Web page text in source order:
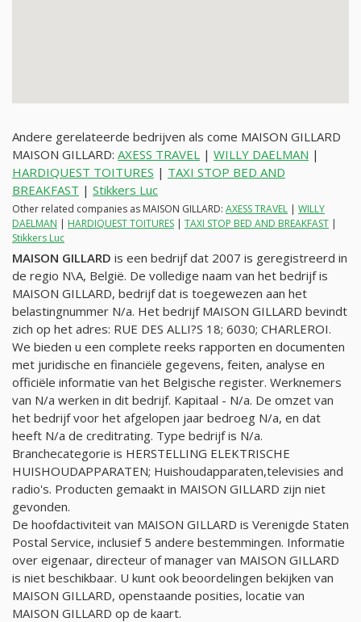
Andere gerelateerde bedrijven als come MAISON GILLARD
MAISON GILLARD: AXESS TRAVEL | WILLY DAELMAN |
HARDIQUEST TOITURES | TAXI STOP BED AND
BREAKFAST | Stikkers Luc
Other related companies as MAISON GILLARD: AXESS TRAVEL | WILLY
DAELMAN | HARDIQUEST TOITURES | TAXI STOP BED AND BREAKFAST |
Stikkers Luc
MAISON GILLARD is een bedrijf dat 2007 is geregistreerd in
de regio N\A, België. De volledige naam van het bedrijf is
MAISON GILLARD, bedrijf dat is toegewezen aan het
belastingnummer N/a. Het bedrijf MAISON GILLARD bevindt
zich op het adres: RUE DES ALLI?S 18; 6030; CHARLEROI.
We bieden u een complete reeks rapporten en documenten
met juridische en financiële gegevens, feiten, analyse en
officiële informatie van het Belgische register. Werknemers
van N/a werken in dit bedrijf. Kapitaal - N/a. De omzet van
het bedrijf voor het afgelopen jaar bedroeg N/a, en dat
heeft N/a de creditrating. Type bedrijf is N/a.
Branchecategorie is HERSTELLING ELEKTRISCHE
HUISHOUDAPPARATEN; Huishoudapparaten,televisies and
radio's. Producten gemaakt in MAISON GILLARD zijn niet
gevonden.
De hoofdactiviteit van MAISON GILLARD is Verenigde Staten
Postal Service, inclusief 5 andere bestemmingen. Informatie
over eigenaar, directeur of manager van MAISON GILLARD
is niet beschikbaar. U kunt ook beoordelingen bekijken van
MAISON GILLARD, openstaande posities, locatie van
MAISON GILLARD op de kaart.